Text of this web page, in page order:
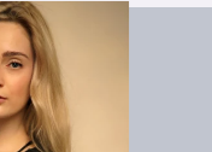
und Showtanz
Musicalschule Luckau e.V."
1